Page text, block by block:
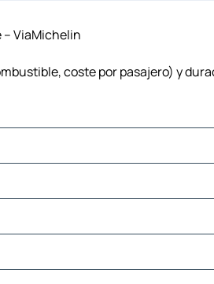
ViaMichelin
coste por pasajero) y